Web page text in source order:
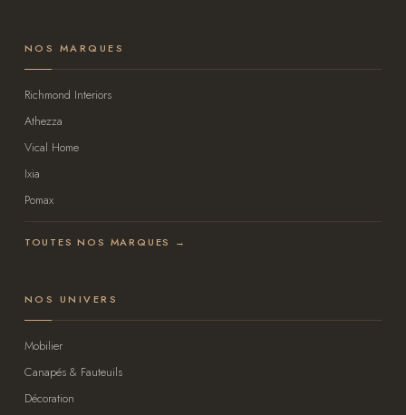
NOS MARQUES
Richmond Interiors
Athezza
Vical Home
Ixia
Pomax
TOUTES NOS MARQUES →
NOS UNIVERS
Mobilier
Canapés & Fauteuils
Décoration